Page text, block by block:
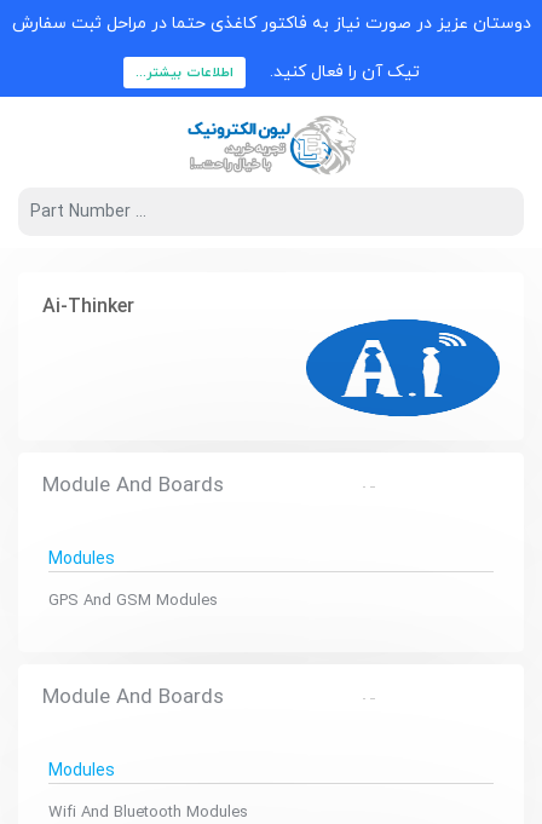
دوستان عزیز در صورت نیاز به فاکتور کاغذی حتما در مراحل ثبت سفارش
تیک آن را فعال کنید. اطلاعات بیشتر...
Ai-Thinker
Module And Boards
Modules
GPS And GSM Modules
Module And Boards
Modules
Wifi And Bluetooth Modules